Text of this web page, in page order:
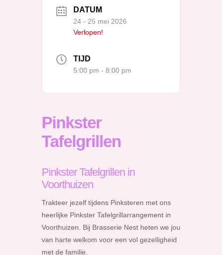
DATUM
24 - 25 mei 2026
Verlopen!
TIJD
5:00 pm - 8:00 pm
Pinkster
Tafelgrillen
Pinkster Tafelgrillen in
Voorthuizen
Trakteer jezelf tijdens Pinksteren met ons
heerlijke Pinkster Tafelgrillarrangement in
Voorthuizen. Bij Brasserie Nest heten we jou
van harte welkom voor een vol gezelligheid
met de familie.